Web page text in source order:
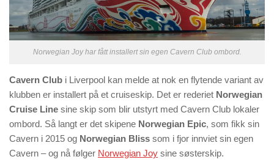
Norwegian Joy har fått installert sin egen Cavern Club ombord.
Cavern Club i Liverpool kan melde at nok en flytende variant av
klubben er installert på et cruiseskip. Det er rederiet Norwegian
Cruise Line sine skip som blir utstyrt med Cavern Club lokaler
ombord. Så langt er det skipene Norwegian Epic, som fikk sin
Cavern i 2015 og Norwegian Bliss som i fjor innviet sin egen
Cavern – og nå følger Norwegian Joy sine søsterskip.